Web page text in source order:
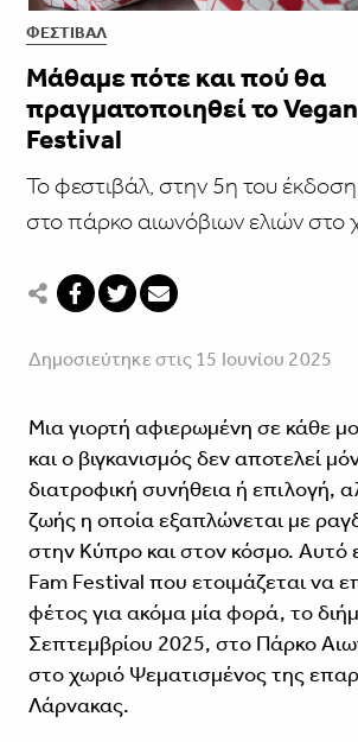
ΦΕΣΤΙΒΑΛ
Μάθαμε πότε και πού θα
πραγματοποιηθεί το
Festival
Το φεστιβάλ, στην 5η του
στο πάρκο αιωνόβιων ελιών στο
Δημοσιεύτηκε στις 15 Ιουνίου 2025
Μια γιορτή αφιερωμένη σε κάθε
και ο βιγκανισμός δεν αποτελεί
διατροφική συνήθεια ή επιλογή,
ζωής η οποία εξαπλώνεται με
στην Κύπρο και στον κόσμο. Αυτό
Fam Festival που ετοιμάζεται να
φέτος για ακόμα μία φορά, το
Σεπτεμβρίου 2025, στο Πάρκο
στο χωριό Ψεματισμένος της
Λάρνακας.